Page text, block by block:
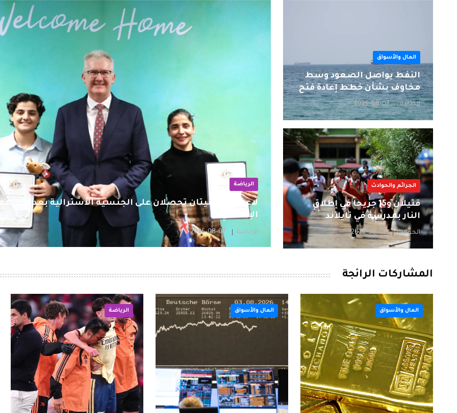
المال والأسواق
النفط يواصل الصعود وسط
مخاوف بشأن خطط إعادة فتح
مضيق هرمز
الطاقة 2026-08-07
الجرائم والحوادث
قتيلان و15 جريحا في إطلاق
النار بمدرسة في تايلاند
الحوادث 2026-08-07
الرياضة
لاعبتان إيرانيتان تحصلان على الجنسية الأسترالية بعد
الإنساني
الرياضة 2026-08-07
المشاركات الرائجة
المال والأسواق المال والأسواق الرياضة